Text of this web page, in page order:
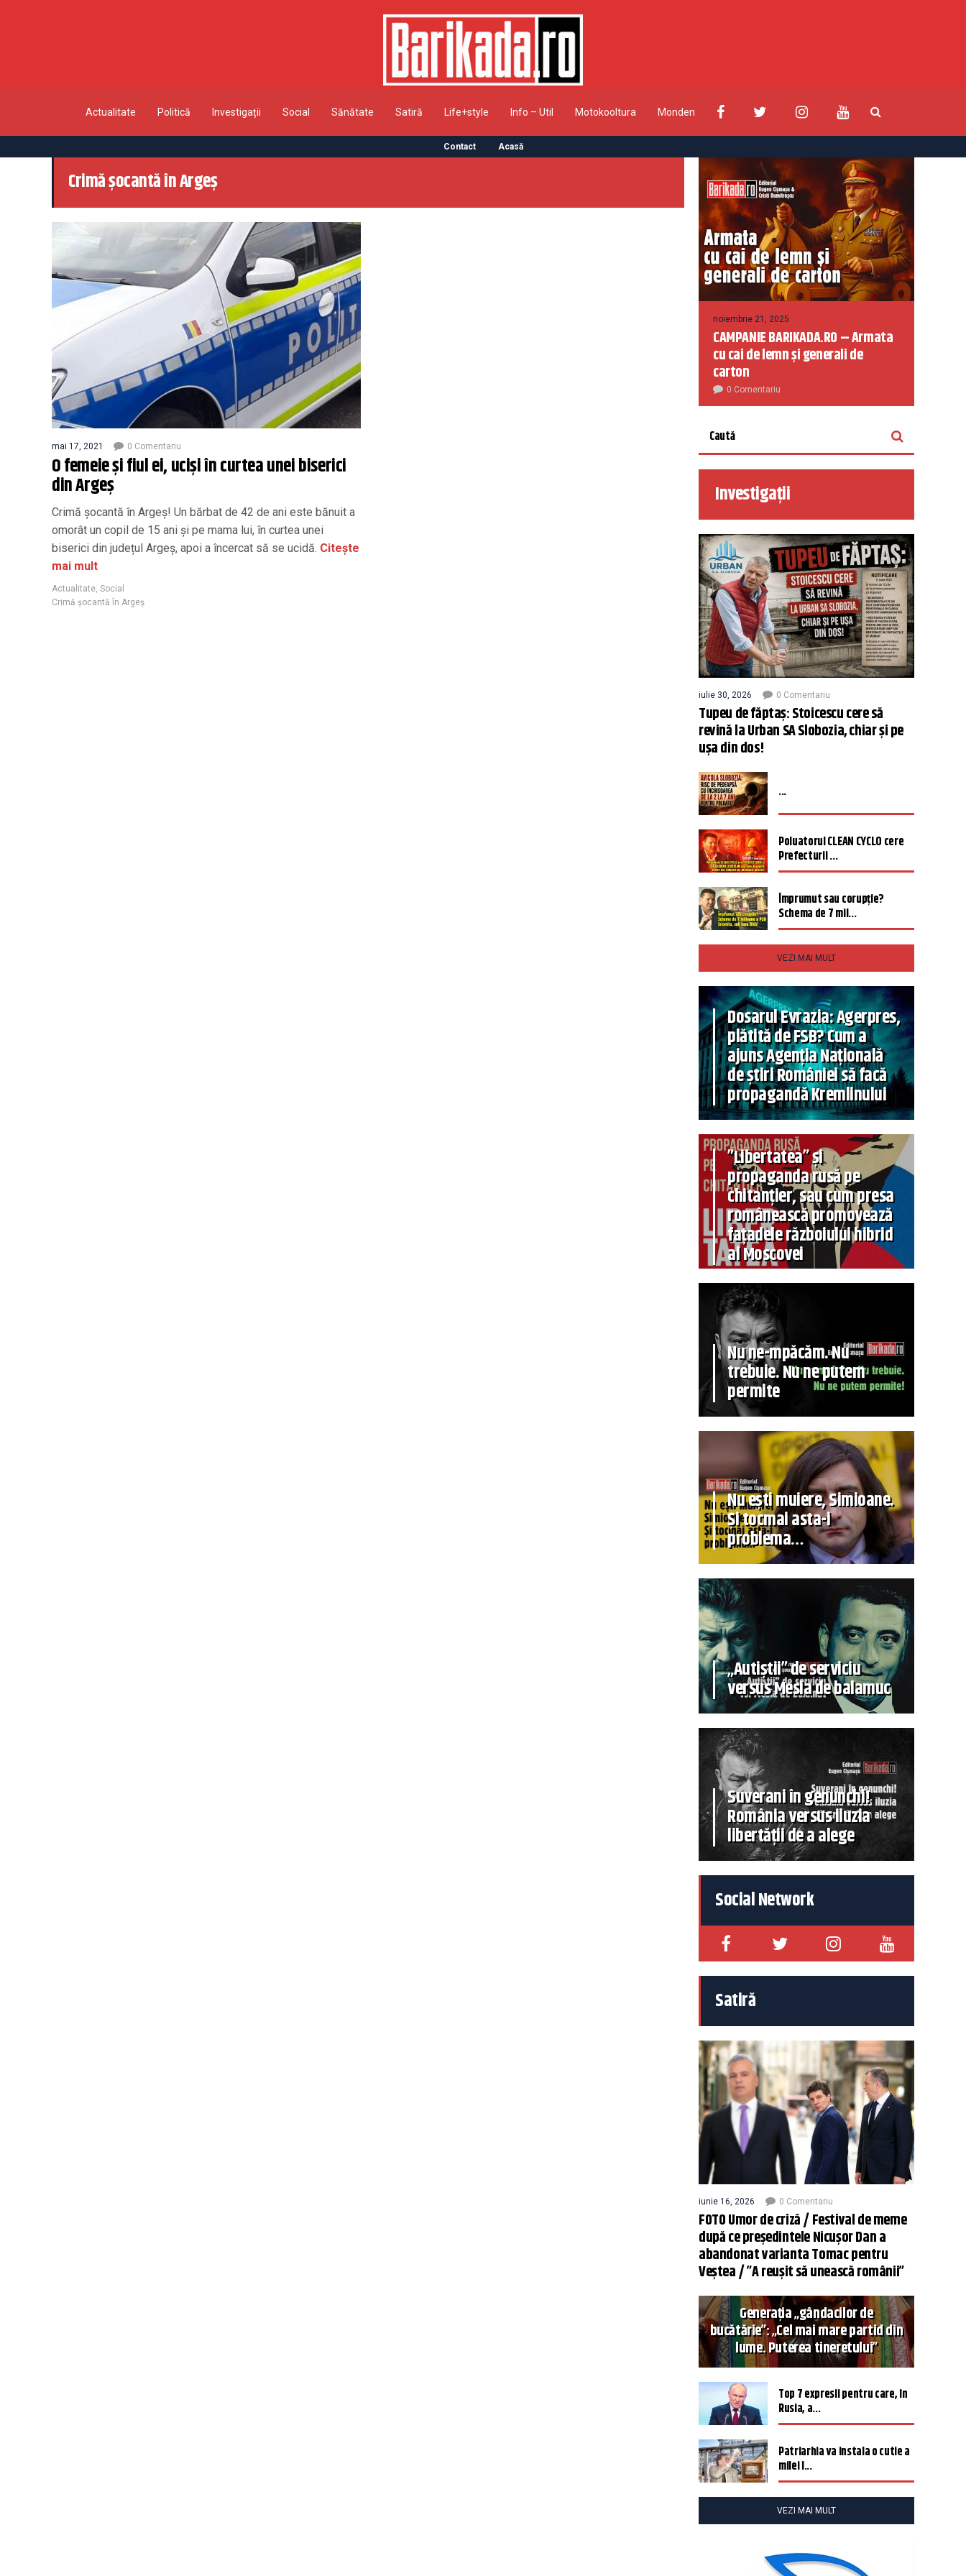
Actualitate Politică Investigații Social Sănătate Satiră Life+style Info – Util Motokooltura Monden
Contact Acasă
Crimă șocantă în Argeș
mai 17, 2021 0 Comentariu
O femeie și fiul ei, uciși în curtea unei biserici
din Argeș
Crimă șocantă în Argeș! Un bărbat de 42 de ani este bănuit a
omorât un copil de 15 ani și pe mama lui, în curtea unei
biserici din județul Argeș, apoi a încercat să se ucidă. Citește
mai mult
Actualitate Social
Crimă șocantă în Argeș
noiembrie 21, 2025
CAMPANIE BARIKADA.RO – Armata
cu cai de lemn și generali de
carton
0 Comentariu
Investigații
iulie 30, 2026 0 Comentariu
Tupeu de făptaș: Stoicescu cere să
revină la Urban SA Slobozia, chiar și pe
ușa din dos!
...
Poluatorul CLEAN CYCLO cere
Prefecturii ...
Împrumut sau corupție?
Schema de 7 mil...
VEZI MAI MULT
Dosarul Evrazia: Agerpres,
plătită de FSB? Cum a
ajuns Agenția Națională
de știri României să facă
propagandă Kremlinului
”Libertatea” și
propaganda rusă pe
chitanțier, sau cum presa
românească promovează
fațadele războiului hibrid
al Moscovei
Nu ne-mpăcăm. Nu
trebuie. Nu ne putem
permite
Nu ești muiere, Simioane.
Și tocmai asta-i
problema…
„Autiștii” de serviciu
versus Mesia de balamuc
Suverani în genunchi!
România versus iluzia
libertății de a alege
Social Network
Satiră
iunie 16, 2026 0 Comentariu
FOTO Umor de criză / Festival de meme
după ce președintele Nicușor Dan a
abandonat varianta Tomac pentru
Veștea / ”A reușit să unească românii”
Generația „gândacilor de
bucătărie”: „Cel mai mare partid din
lume. Puterea tineretului”
Top 7 expresii pentru care, în
Rusia, a...
Patriarhia va instala o cutie a
milei î...
VEZI MAI MULT